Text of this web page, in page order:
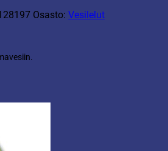
Osasto: Vesilelut